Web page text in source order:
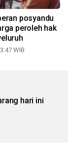
posyandu
peroleh hak
WIB
hari ini